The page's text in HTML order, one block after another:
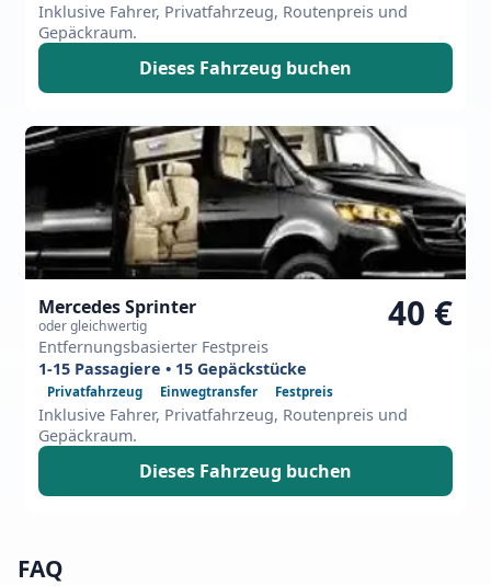
Inklusive Fahrer, Privatfahrzeug, Routenpreis und
Gepäckraum.
Dieses Fahrzeug buchen
Mercedes Sprinter
oder gleichwertig
Entfernungsbasierter Festpreis
40 €
1-15 Passagiere • 15 Gepäckstücke
Privatfahrzeug Einwegtransfer Festpreis
Inklusive Fahrer, Privatfahrzeug, Routenpreis und
Gepäckraum.
Dieses Fahrzeug buchen
FAQ